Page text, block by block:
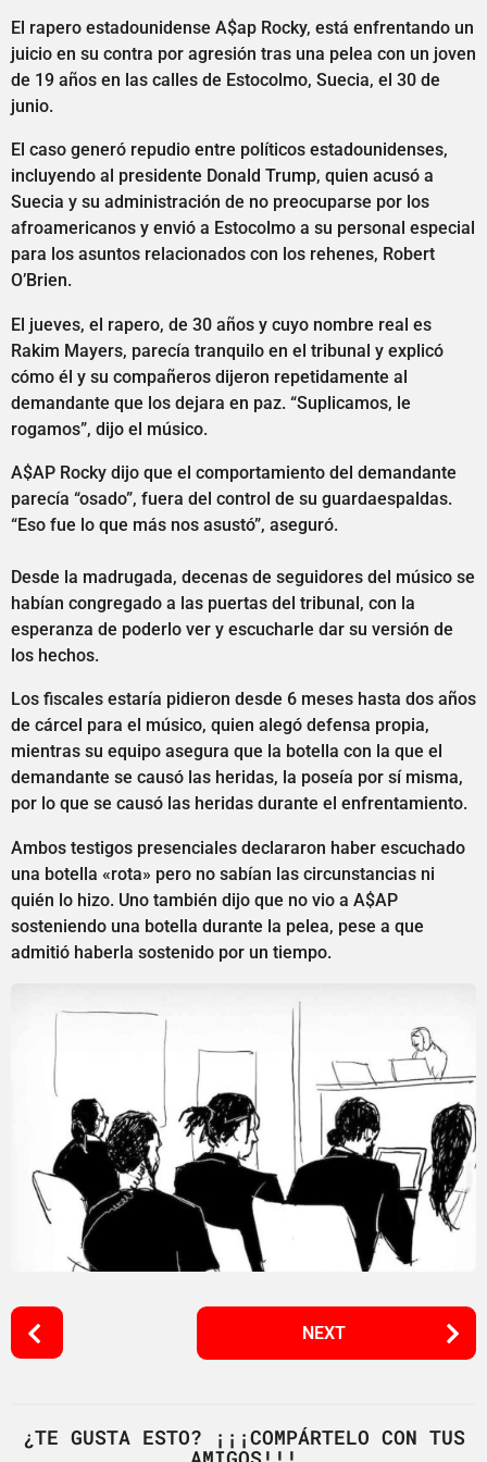
El rapero estadounidense A$ap Rocky, está enfrentando un
juicio en su contra por agresión tras una pelea con un joven
de 19 años en las calles de Estocolmo, Suecia, el 30 de
junio.
El caso generó repudio entre políticos estadounidenses,
incluyendo al presidente Donald Trump, quien acusó a
Suecia y su administración de no preocuparse por los
afroamericanos y envió a Estocolmo a su personal especial
para los asuntos relacionados con los rehenes, Robert
O’Brien.
El jueves, el rapero, de 30 años y cuyo nombre real es
Rakim Mayers, parecía tranquilo en el tribunal y explicó
cómo él y su compañeros dijeron repetidamente al
demandante que los dejara en paz. “Suplicamos, le
rogamos”, dijo el músico.
A$AP Rocky dijo que el comportamiento del demandante
parecía “osado”, fuera del control de su guardaespaldas.
“Eso fue lo que más nos asustó”, aseguró.
Desde la madrugada, decenas de seguidores del músico se
habían congregado a las puertas del tribunal, con la
esperanza de poderlo ver y escucharle dar su versión de
los hechos.
Los fiscales estaría pidieron desde 6 meses hasta dos años
de cárcel para el músico, quien alegó defensa propia,
mientras su equipo asegura que la botella con la que el
demandante se causó las heridas, la poseía por sí misma,
por lo que se causó las heridas durante el enfrentamiento.
Ambos testigos presenciales declararon haber escuchado
una botella «rota» pero no sabían las circunstancias ni
quién lo hizo. Uno también dijo que no vio a A$AP
sosteniendo una botella durante la pelea, pese a que
admitió haberla sostenido por un tiempo.
P
o
P
NEXT
¿TE GUSTA ESTO? ¡¡¡COMPÁRTELO CON TUS